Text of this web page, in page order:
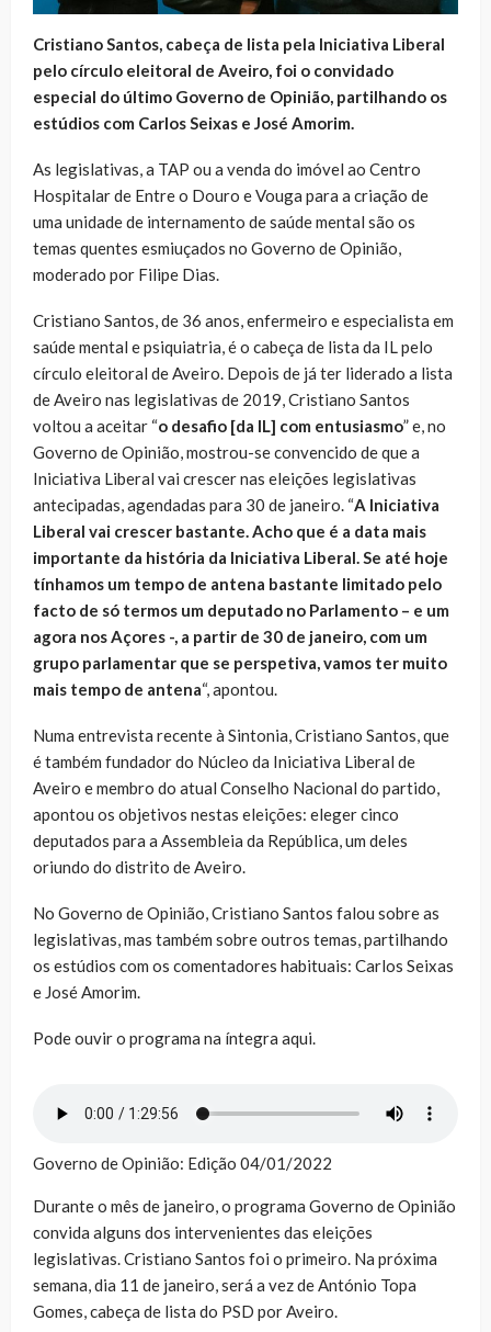
Cristiano Santos, cabeça de lista pela Iniciativa Liberal
pelo círculo eleitoral de Aveiro, foi o convidado
especial do último Governo de Opinião, partilhando os
estúdios com Carlos Seixas e José Amorim.
As legislativas, a TAP ou a venda do imóvel ao Centro
Hospitalar de Entre o Douro e Vouga para a criação de
uma unidade de internamento de saúde mental são os
temas quentes esmiuçados no Governo de Opinião,
moderado por Filipe Dias.
Cristiano Santos, de 36 anos, enfermeiro e especialista em
saúde mental e psiquiatria, é o cabeça de lista da IL pelo
círculo eleitoral de Aveiro. Depois de já ter liderado a lista
de Aveiro nas legislativas de 2019, Cristiano Santos
voltou a aceitar “o desafio [da IL] com entusiasmo” e, no
Governo de Opinião, mostrou-se convencido de que a
Iniciativa Liberal vai crescer nas eleições legislativas
antecipadas, agendadas para 30 de janeiro. “A Iniciativa
Liberal vai crescer bastante. Acho que é a data mais
importante da história da Iniciativa Liberal. Se até hoje
tínhamos um tempo de antena bastante limitado pelo
facto de só termos um deputado no Parlamento – e um
agora nos Açores -, a partir de 30 de janeiro, com um
grupo parlamentar que se perspetiva, vamos ter muito
mais tempo de antena“, apontou.
Numa entrevista recente à Sintonia, Cristiano Santos, que
é também fundador do Núcleo da Iniciativa Liberal de
Aveiro e membro do atual Conselho Nacional do partido,
apontou os objetivos nestas eleições: eleger cinco
deputados para a Assembleia da República, um deles
oriundo do distrito de Aveiro.
No Governo de Opinião, Cristiano Santos falou sobre as
legislativas, mas também sobre outros temas, partilhando
os estúdios com os comentadores habituais: Carlos Seixas
e José Amorim.
Pode ouvir o programa na íntegra aqui.
Governo de Opinião: Edição 04/01/2022
Durante o mês de janeiro, o programa Governo de Opinião
convida alguns dos intervenientes das eleições
legislativas. Cristiano Santos foi o primeiro. Na próxima
semana, dia 11 de janeiro, será a vez de António Topa
Gomes, cabeça de lista do PSD por Aveiro.